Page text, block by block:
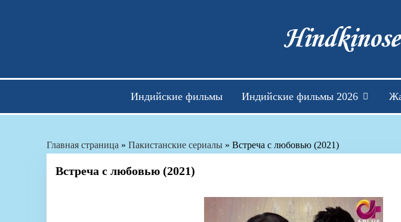
Индийские фильмы Индийские фильмы 2026
Главная страница » Пакистанские сериалы » Встреча с любовью (2021)
Встреча с любовью (2021)